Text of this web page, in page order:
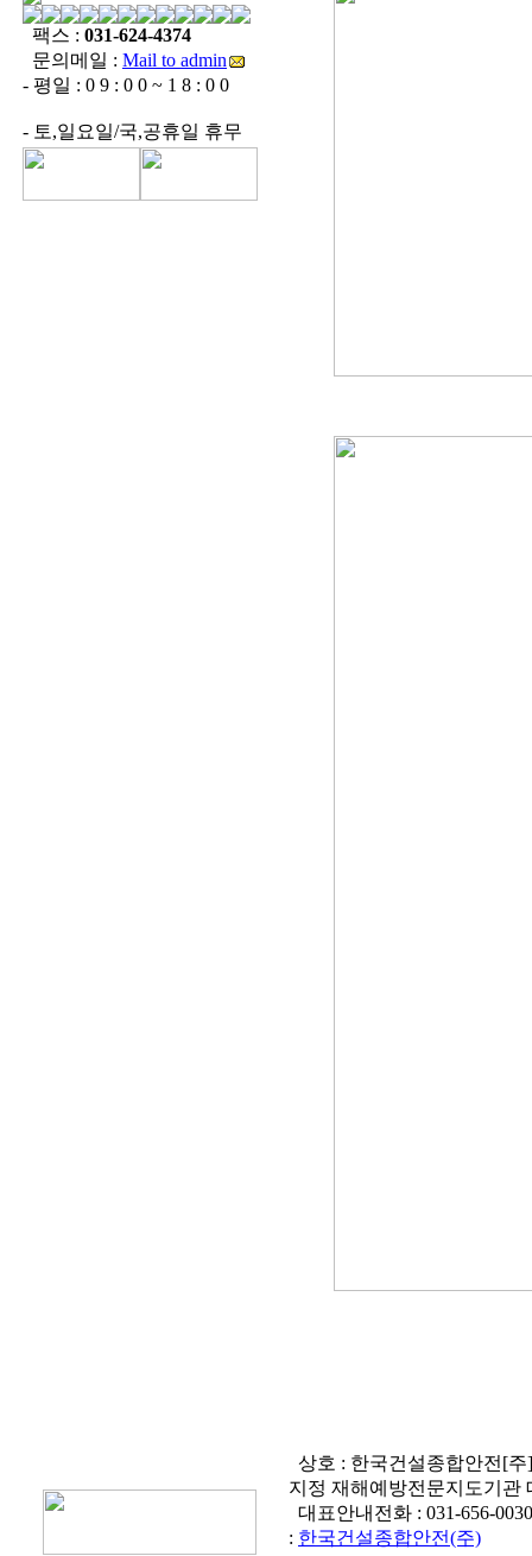
팩스 : 031-624-4374
문의메일 : Mail to admin
- 평일 : 0 9 : 0 0 ~ 1 8 : 0 0
- 토,일요일/국,공휴일 휴무
상호 : 한국건설종합안전[
지정 재해예방전문지도기관
대표안내전화 : 031-656-0030
: 한국건설종합안전(주)